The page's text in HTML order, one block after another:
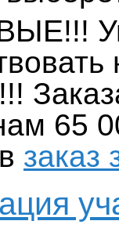
65
заказ